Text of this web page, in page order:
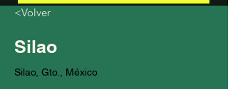
<Volver
Silao
Silao, Gto., México